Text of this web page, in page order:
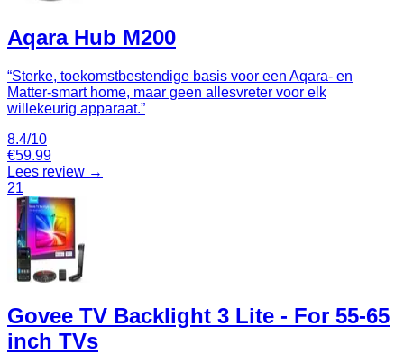
Aqara Hub M200
“Sterke, toekomstbestendige basis voor een Aqara- en
Matter-smart home, maar geen allesvreter voor elk
willekeurig apparaat.”
8.4/10
€59.99
Lees review →
21
Govee TV Backlight 3 Lite - For 55-65
inch TVs